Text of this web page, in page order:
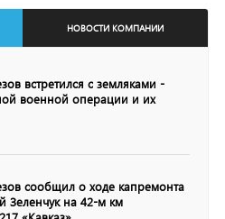
НОВОСТИ КОМПАНИИ
встретился с земляками -
военной операции и их
сообщил о ходе капремонта
Зеленчук на 42-м км